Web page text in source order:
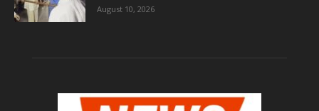
August 10, 2026